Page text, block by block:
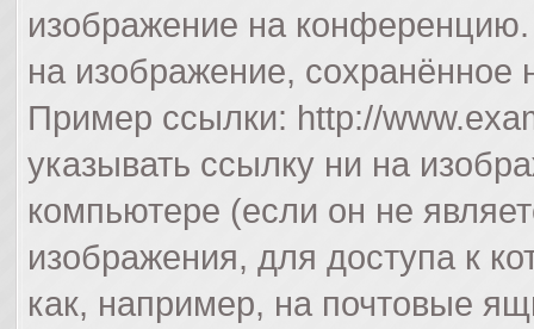
изображение на
на изображение,
Пример ссылки: http://
указывать ссылку ни на
компьютере (если он не
изображения, для доступа к
как, например, на почтовые